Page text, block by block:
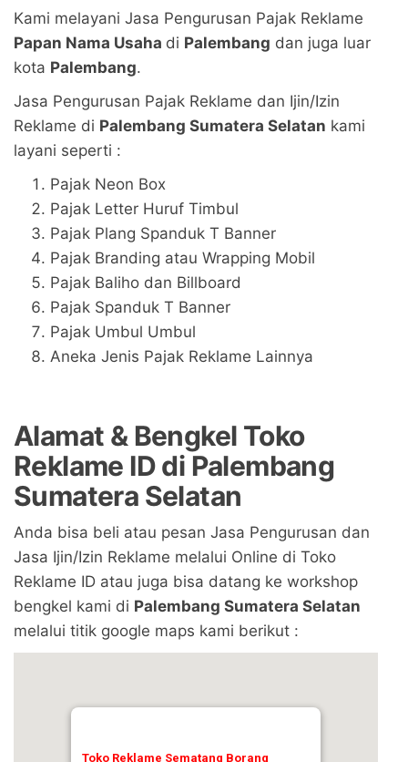
Kami melayani Jasa Pengurusan Pajak Reklame
Papan Nama Usaha di Palembang dan juga luar
kota Palembang.
Jasa Pengurusan Pajak Reklame dan Ijin/Izin
Reklame di Palembang Sumatera Selatan kami
layani seperti :
Pajak Neon Box
Pajak Letter Huruf Timbul
Pajak Plang Spanduk T Banner
Pajak Branding atau Wrapping Mobil
Pajak Baliho dan Billboard
Pajak Spanduk T Banner
Pajak Umbul Umbul
Aneka Jenis Pajak Reklame Lainnya
Alamat & Bengkel Toko
Reklame ID di Palembang
Sumatera Selatan
Anda bisa beli atau pesan Jasa Pengurusan dan
Jasa Ijin/Izin Reklame melalui Online di Toko
Reklame ID atau juga bisa datang ke workshop
bengkel kami di Palembang Sumatera Selatan
melalui titik google maps kami berikut :
Toko Reklame Sematang Borang